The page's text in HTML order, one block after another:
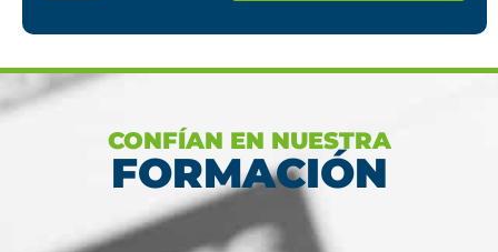
CONFÍAN EN NUESTRA
FORMACIÓN